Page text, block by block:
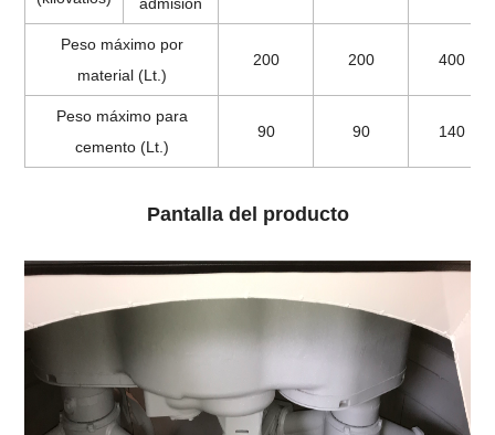
Peso máximo por
material (Lt.)
200 200 400
Peso máximo para
cemento (Lt.)
90 90 140
Pantalla del producto